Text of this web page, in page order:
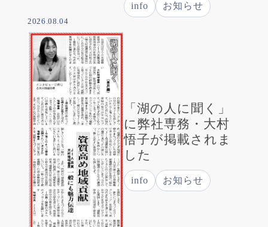
info お知らせ
2026.08.04
「湖の人に聞く」
に弊社専務・大村
悟子が掲載されま
した
info お知らせ